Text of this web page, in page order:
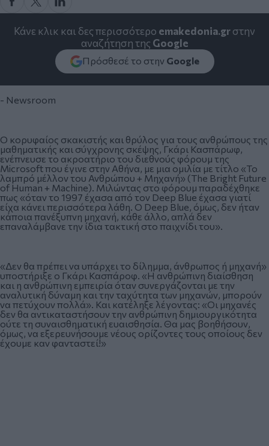
Κάνε κλικ και δες περισσότερο emakedonia.grστην
αναζήτηση της Google
Πρόσθεσέ το στην Google
- Newsroom
Ο κορυφαίος σκακιστής και θρύλος για τους ανθρώπους της
μαθηματικής και σύγχρονης σκέψης, Γκάρι Κασπάρωφ,
ενέπνευσε το ακροατήριο του διεθνούς φόρουμ της
Microsoft που έγινε στην Αθήνα, με μια ομιλία με τίτλο «Το
λαμπρό μέλλον του Ανθρώπου + Μηχανή» (The Bright Future
of Human + Machine). Μιλώντας στο φόρουμ παραδέχθηκε
πως «όταν το 1997 έχασα από τον Deep Blue έχασα γιατί
είχα κάνει περισσότερα λάθη. Ο Deep Blue, όμως, δεν ήταν
κάποια πανέξυπνη μηχανή, κάθε άλλο, απλά δεν
επαναλάμβανε την ίδια τακτική στο παιχνίδι του».
«Δεν θα πρέπει να υπάρχει το δίλημμα, άνθρωπος ή μηχανή»
υποστήριξε ο Γκάρι Κασπάροφ. «Η ανθρώπινη διαίσθηση
και η ανθρώπινη εμπειρία όταν συνεργάζονται με την
αναλυτική δύναμη και την ταχύτητα των μηχανών, μπορούν
να πετύχουν πολλά». Και κατέληξε λέγοντας: «Οι μηχανές
δεν θα αντικαταστήσουν την ανθρώπινη δημιουργικότητα
ούτε τη συναισθηματική ευαισθησία. Θα μας βοηθήσουν,
όμως, να εξερευνήσουμε νέους ορίζοντες τους οποίους δεν
έχουμε καν φανταστεί!»